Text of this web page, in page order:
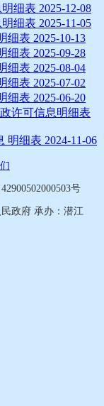
细表 2025-12-08
细表 2025-11-05
细表 2025-10-13
细表 2025-09-28
细表 2025-08-04
细表 2025-07-02
细表 2025-06-20
许可信息明细表
明细表 2024-11-06
号
政府 承办：潜江